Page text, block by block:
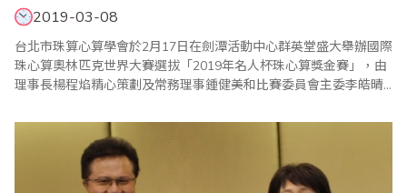
2019-03-08
台北市珠算心算學會於2月17日在劍潭活動中心群英堂盛大舉辦國際
珠心算奧林匹克世界大賽選拔「2019年名人杯珠心算獎金賽」，由
理事長楊程焰精心策劃及常務理事鍾健美和比賽委員會主委李皓晴
彥光老師主持下，比賽在選手胡永璇帶領宣誓下揭開序幕，加上眾
多老師的協助與配合，使得比賽圓滿成功。 本屆比賽開創閃算PK表
演賽，凡參加珠算比賽的孩子，人人皆..